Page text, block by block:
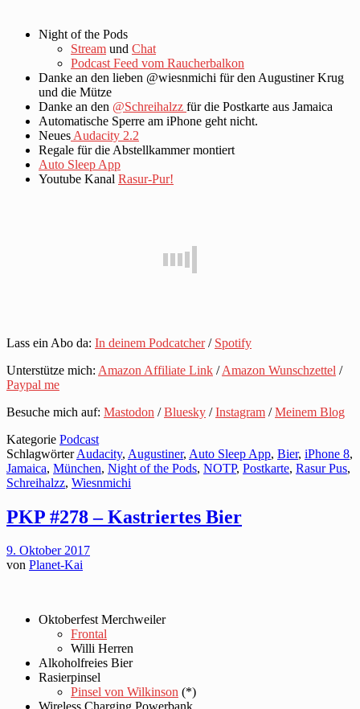
Night of the Pods
Stream und Chat
Podcast Feed vom Raucherbalkon
Danke an den lieben @wiesnmichi für den Augustiner Krug
und die Mütze
Danke an den @Schreihalzz für die Postkarte aus Jamaica
Automatische Sperre am iPhone geht nicht.
Neues Audacity 2.2
Regale für die Abstellkammer montiert
Auto Sleep App
Youtube Kanal Rasur-Pur!
Lass ein Abo da: In deinem Podcatcher/ Spotify
Unterstütze mich: Amazon Affiliate Link /Amazon Wunschzettel /
Paypal me
Besuche mich auf: Mastodon /Bluesky /Instagram /Meinem Blog
Kategorie Podcast
SchlagwörterAudacity, Augustiner, Auto Sleep App, Bier, iPhone 8,
Jamaica, München, Night of the Pods, NOTP, Postkarte, Rasur Pus,
Schreihalzz, Wiesnmichi
PKP #278 – Kastriertes Bier
9. Oktober 2017
von Planet-Kai
Oktoberfest Merchweiler
Frontal
Willi Herren
Alkoholfreies Bier
Rasierpinsel
Pinsel von Wilkinson (*)